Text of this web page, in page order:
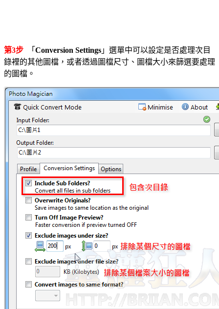
第3步 「 Conversion Settings 」選單中可以設定是否處理次目
錄裡的其他圖檔，或者透過圖檔尺寸、圖檔大小來篩選要處理
的圖檔。